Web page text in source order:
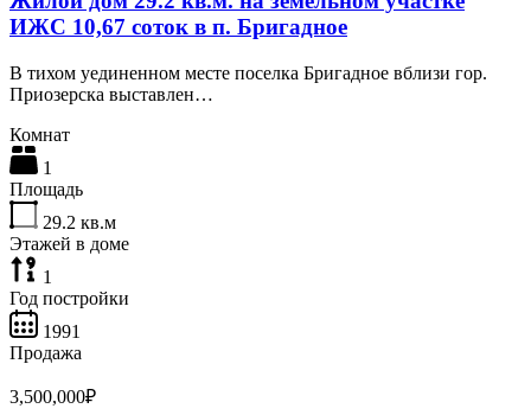
ИЖС 10,67 соток в п. Бригадное
В тихом уединенном месте поселка Бригадное вблизи гор.
Приозерска выставлен…
Комнат
1
Площадь
29.2 кв.м
Этажей в доме
1
Год постройки
1991
Продажа
3,500,000₽